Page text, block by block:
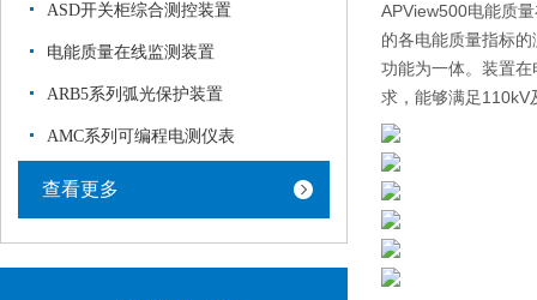
ASD开关柜综合测控装置
电能质量在线监测装置
ARB5系列弧光保护装置
AMC系列可编程电测仪表
查看更多
APView500电能质
的各电能质量指标
功能为一体。装置
求，能够满足110kV